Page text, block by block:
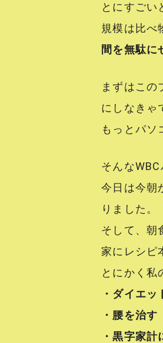
とにすごい
規模は比べ
間を無駄に
まずはこの
にしなきゃ
もっとパソ
そんなWBC
今日は今朝
りました。
そして、朝
家にレシピ
とにかく私
・ダイエッ
・腰を治す
・黒字家計